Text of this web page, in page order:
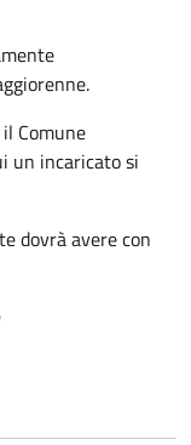
Comune
un incaricato si
dovrà avere con